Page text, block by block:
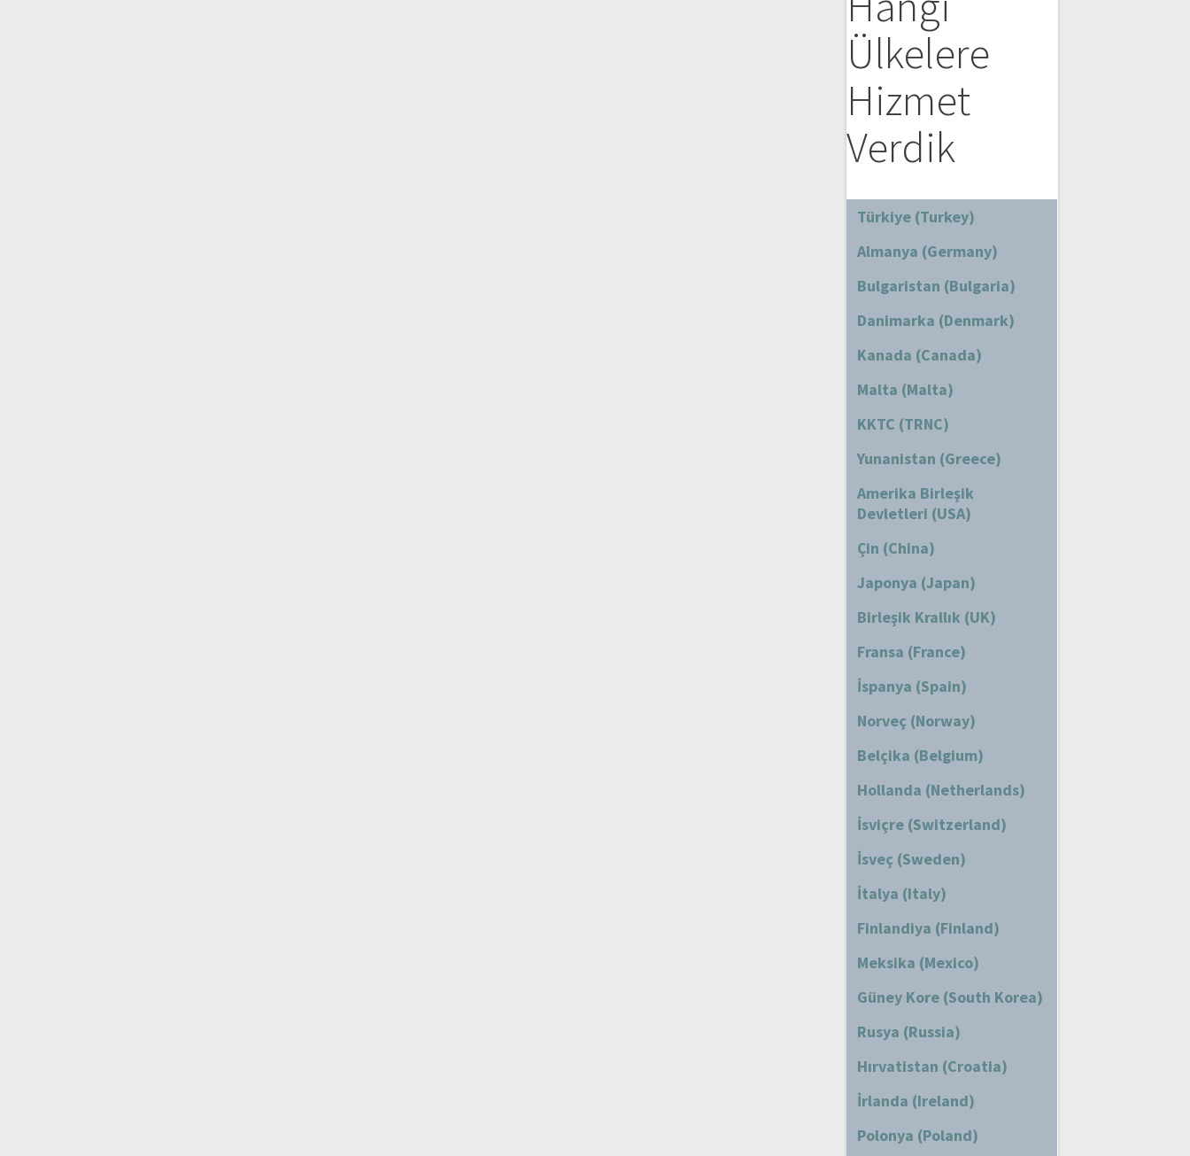
Ülkelere
Hizmet
Verdik
Türkiye (Turkey)
Almanya (Germany)
Bulgaristan (Bulgaria)
Danimarka (Denmark)
Kanada (Canada)
Malta (Malta)
KKTC (TRNC)
Yunanistan (Greece)
Amerika Birleşik
Devletleri (USA)
Çin (China)
Japonya (Japan)
Birleşik Krallık (UK)
Fransa (France)
İspanya (Spain)
Norveç (Norway)
Belçika (Belgium)
Hollanda (Netherlands)
İsviçre (Switzerland)
İsveç (Sweden)
İtalya (Italy)
Finlandiya (Finland)
Meksika (Mexico)
Güney Kore (South Korea)
Rusya (Russia)
Hırvatistan (Croatia)
İrlanda (Ireland)
Polonya (Poland)